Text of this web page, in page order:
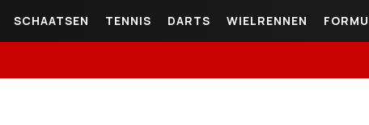
SCHAATSEN TENNIS DARTS WIELRENNEN